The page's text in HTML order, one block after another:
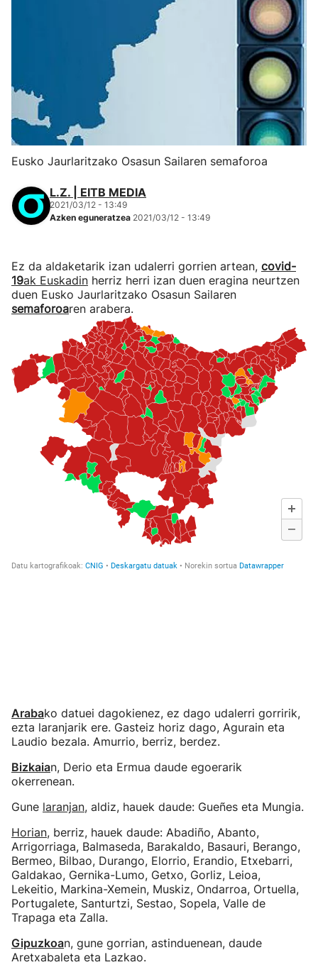
Eusko Jaurlaritzako Osasun Sailaren semaforoa
L.Z. | EITB MEDIA
2021/03/12 - 13:49
Azken eguneratzea 2021/03/12 - 13:49
Ez da aldaketarik izan udalerri gorrien artean, covid-
19ak Euskadin herriz herri izan duen eragina neurtzen
duen Eusko Jaurlaritzako Osasun Sailaren
semaforoaren arabera.
Arabako datuei dagokienez, ez dago udalerri gorririk,
ezta laranjarik ere. Gasteiz horiz dago, Agurain eta
Laudio bezala. Amurrio, berriz, berdez.
Bizkaian, Derio eta Ermua daude egoerarik
okerrenean.
Gune laranjan, aldiz, hauek daude: Gueñes eta Mungia.
Horian, berriz, hauek daude: Abadiño, Abanto,
Arrigorriaga, Balmaseda, Barakaldo, Basauri, Berango,
Bermeo, Bilbao, Durango, Elorrio, Erandio, Etxebarri,
Galdakao, Gernika-Lumo, Getxo, Gorliz, Leioa,
Lekeitio, Markina-Xemein, Muskiz, Ondarroa, Ortuella,
Portugalete, Santurtzi, Sestao, Sopela, Valle de
Trapaga eta Zalla.
Gipuzkoan, gune gorrian, astinduenean, daude
Aretxabaleta eta Lazkao.